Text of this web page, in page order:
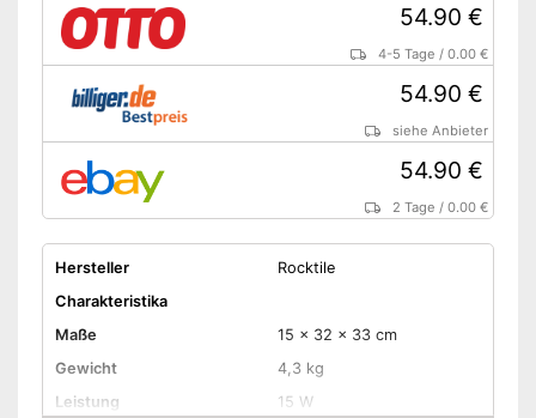
54.90 €
4-5 Tage /0.00 €
54.90 €
siehe Anbieter
54.90 €
2 Tage /0.00 €
Hersteller
Rocktile
Charakteristika
Maße
15 x 32 x 33 cm
Gewicht
4,3 kg
Leistung
15 W